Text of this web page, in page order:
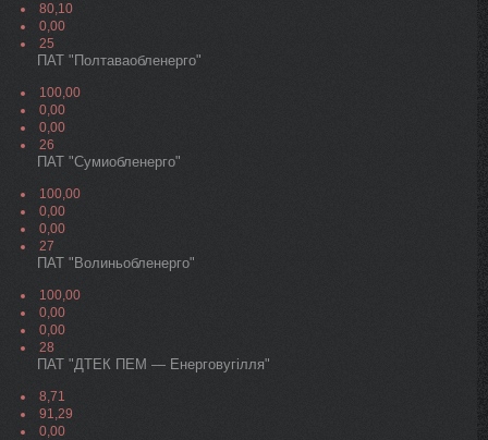
80,10
0,00
25
ПАТ "Полтаваобленерго"
100,00
0,00
0,00
26
ПАТ "Сумиобленерго"
100,00
0,00
0,00
27
ПАТ "Волиньобленерго"
100,00
0,00
0,00
28
ПАТ "ДТЕК ПЕМ — Енерговугілля"
8,71
91,29
0,00